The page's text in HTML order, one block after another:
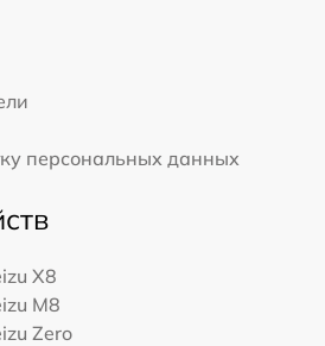
персональных данных
X8
M8
Zero